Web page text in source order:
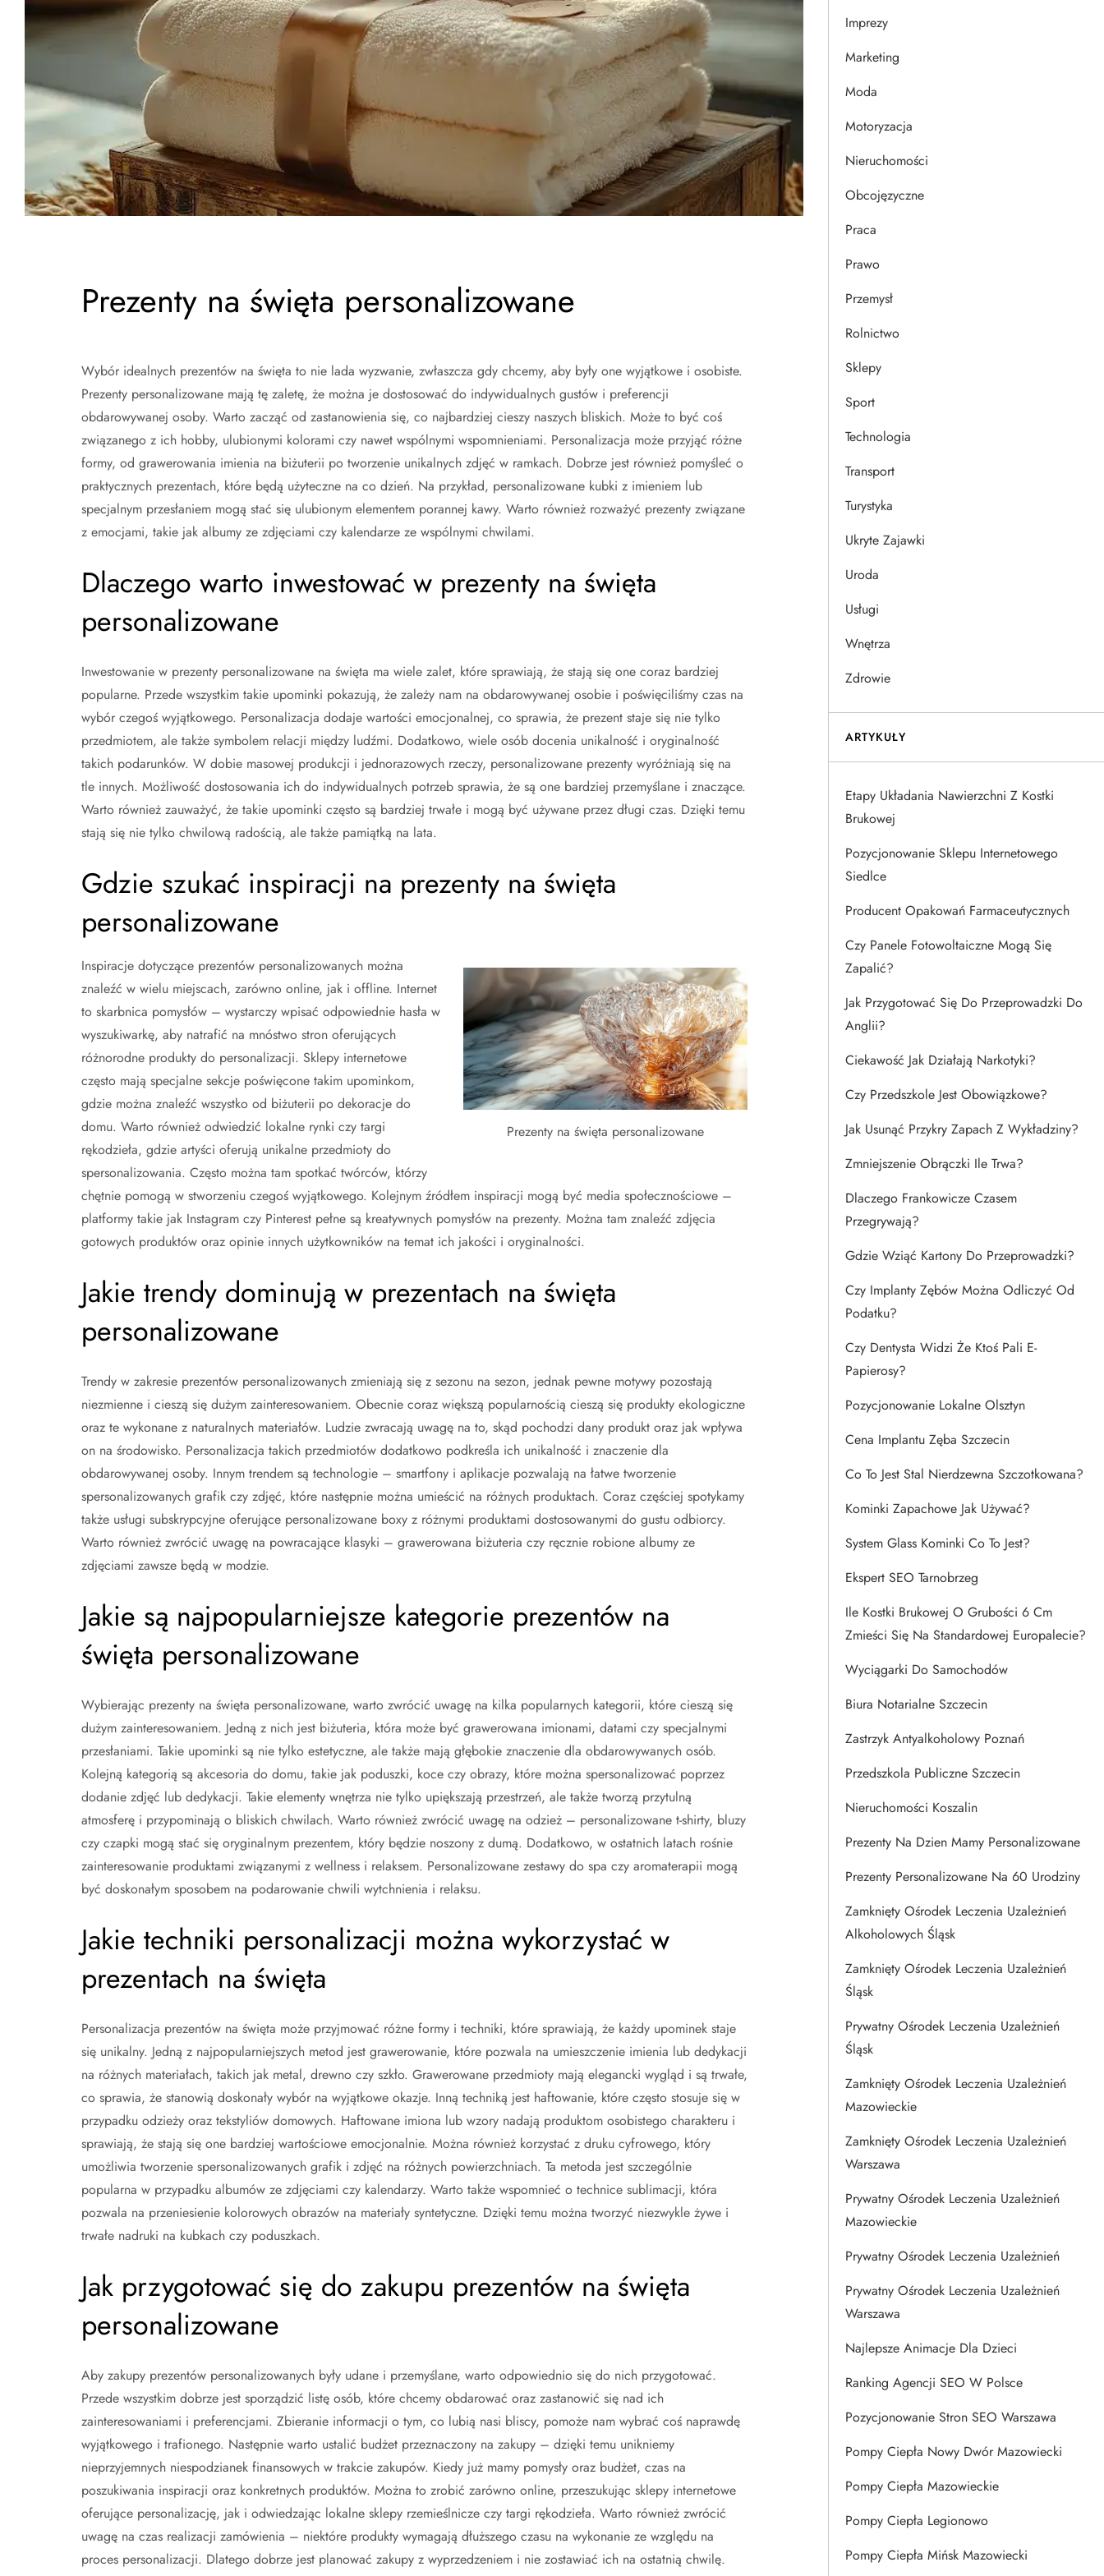
Prezenty na święta personalizowane
Wybór idealnych prezentów na święta to nie lada wyzwanie, zwłaszcza gdy chcemy, aby były one wyjątkowe i osobiste.
Prezenty personalizowane mają tę zaletę, że można je dostosować do indywidualnych gustów i preferencji
obdarowywanej osoby. Warto zacząć od zastanowienia się, co najbardziej cieszy naszych bliskich. Może to być coś
związanego z ich hobby, ulubionymi kolorami czy nawet wspólnymi wspomnieniami. Personalizacja może przyjąć różne
formy, od grawerowania imienia na biżuterii po tworzenie unikalnych zdjęć w ramkach. Dobrze jest również pomyśleć o
praktycznych prezentach, które będą użyteczne na co dzień. Na przykład, personalizowane kubki z imieniem lub
specjalnym przesłaniem mogą stać się ulubionym elementem porannej kawy. Warto również rozważyć prezenty związane
z emocjami, takie jak albumy ze zdjęciami czy kalendarze ze wspólnymi chwilami.
Dlaczego warto inwestować w prezenty na święta
personalizowane
Inwestowanie w prezenty personalizowane na święta ma wiele zalet, które sprawiają, że stają się one coraz bardziej
popularne. Przede wszystkim takie upominki pokazują, że zależy nam na obdarowywanej osobie i poświęciliśmy czas na
wybór czegoś wyjątkowego. Personalizacja dodaje wartości emocjonalnej, co sprawia, że prezent staje się nie tylko
przedmiotem, ale także symbolem relacji między ludźmi. Dodatkowo, wiele osób docenia unikalność i oryginalność
takich podarunków. W dobie masowej produkcji i jednorazowych rzeczy, personalizowane prezenty wyróżniają się na
tle innych. Możliwość dostosowania ich do indywidualnych potrzeb sprawia, że są one bardziej przemyślane i znaczące.
Warto również zauważyć, że takie upominki często są bardziej trwałe i mogą być używane przez długi czas. Dzięki temu
stają się nie tylko chwilową radością, ale także pamiątką na lata.
Gdzie szukać inspiracji na prezenty na święta
personalizowane
Prezenty na święta personalizowane
Inspiracje dotyczące prezentów personalizowanych można
znaleźć w wielu miejscach, zarówno online, jak i offline. Internet
to skarbnica pomysłów – wystarczy wpisać odpowiednie hasła w
wyszukiwarkę, aby natrafić na mnóstwo stron oferujących
różnorodne produkty do personalizacji. Sklepy internetowe
często mają specjalne sekcje poświęcone takim upominkom,
gdzie można znaleźć wszystko od biżuterii po dekoracje do
domu. Warto również odwiedzić lokalne rynki czy targi
rękodzieła, gdzie artyści oferują unikalne przedmioty do
spersonalizowania. Często można tam spotkać twórców, którzy
chętnie pomogą w stworzeniu czegoś wyjątkowego. Kolejnym źródłem inspiracji mogą być media społecznościowe –
platformy takie jak Instagram czy Pinterest pełne są kreatywnych pomysłów na prezenty. Można tam znaleźć zdjęcia
gotowych produktów oraz opinie innych użytkowników na temat ich jakości i oryginalności.
Jakie trendy dominują w prezentach na święta
personalizowane
Trendy w zakresie prezentów personalizowanych zmieniają się z sezonu na sezon, jednak pewne motywy pozostają
niezmienne i cieszą się dużym zainteresowaniem. Obecnie coraz większą popularnością cieszą się produkty ekologiczne
oraz te wykonane z naturalnych materiałów. Ludzie zwracają uwagę na to, skąd pochodzi dany produkt oraz jak wpływa
on na środowisko. Personalizacja takich przedmiotów dodatkowo podkreśla ich unikalność i znaczenie dla
obdarowywanej osoby. Innym trendem są technologie – smartfony i aplikacje pozwalają na łatwe tworzenie
spersonalizowanych grafik czy zdjęć, które następnie można umieścić na różnych produktach. Coraz częściej spotykamy
także usługi subskrypcyjne oferujące personalizowane boxy z różnymi produktami dostosowanymi do gustu odbiorcy.
Warto również zwrócić uwagę na powracające klasyki – grawerowana biżuteria czy ręcznie robione albumy ze
zdjęciami zawsze będą w modzie.
Jakie są najpopularniejsze kategorie prezentów na
święta personalizowane
Wybierając prezenty na święta personalizowane, warto zwrócić uwagę na kilka popularnych kategorii, które cieszą się
dużym zainteresowaniem. Jedną z nich jest biżuteria, która może być grawerowana imionami, datami czy specjalnymi
przesłaniami. Takie upominki są nie tylko estetyczne, ale także mają głębokie znaczenie dla obdarowywanych osób.
Kolejną kategorią są akcesoria do domu, takie jak poduszki, koce czy obrazy, które można spersonalizować poprzez
dodanie zdjęć lub dedykacji. Takie elementy wnętrza nie tylko upiększają przestrzeń, ale także tworzą przytulną
atmosferę i przypominają o bliskich chwilach. Warto również zwrócić uwagę na odzież – personalizowane t-shirty, bluzy
czy czapki mogą stać się oryginalnym prezentem, który będzie noszony z dumą. Dodatkowo, w ostatnich latach rośnie
zainteresowanie produktami związanymi z wellness i relaksem. Personalizowane zestawy do spa czy aromaterapii mogą
być doskonałym sposobem na podarowanie chwili wytchnienia i relaksu.
Jakie techniki personalizacji można wykorzystać w
prezentach na święta
Personalizacja prezentów na święta może przyjmować różne formy i techniki, które sprawiają, że każdy upominek staje
się unikalny. Jedną z najpopularniejszych metod jest grawerowanie, które pozwala na umieszczenie imienia lub dedykacji
na różnych materiałach, takich jak metal, drewno czy szkło. Grawerowane przedmioty mają elegancki wygląd i są trwałe,
co sprawia, że stanowią doskonały wybór na wyjątkowe okazje. Inną techniką jest haftowanie, które często stosuje się w
przypadku odzieży oraz tekstyliów domowych. Haftowane imiona lub wzory nadają produktom osobistego charakteru i
sprawiają, że stają się one bardziej wartościowe emocjonalnie. Można również korzystać z druku cyfrowego, który
umożliwia tworzenie spersonalizowanych grafik i zdjęć na różnych powierzchniach. Ta metoda jest szczególnie
popularna w przypadku albumów ze zdjęciami czy kalendarzy. Warto także wspomnieć o technice sublimacji, która
pozwala na przeniesienie kolorowych obrazów na materiały syntetyczne. Dzięki temu można tworzyć niezwykle żywe i
trwałe nadruki na kubkach czy poduszkach.
Jak przygotować się do zakupu prezentów na święta
personalizowane
Aby zakupy prezentów personalizowanych były udane i przemyślane, warto odpowiednio się do nich przygotować.
Przede wszystkim dobrze jest sporządzić listę osób, które chcemy obdarować oraz zastanowić się nad ich
zainteresowaniami i preferencjami. Zbieranie informacji o tym, co lubią nasi bliscy, pomoże nam wybrać coś naprawdę
wyjątkowego i trafionego. Następnie warto ustalić budżet przeznaczony na zakupy – dzięki temu unikniemy
nieprzyjemnych niespodzianek finansowych w trakcie zakupów. Kiedy już mamy pomysły oraz budżet, czas na
poszukiwania inspiracji oraz konkretnych produktów. Można to zrobić zarówno online, przeszukując sklepy internetowe
oferujące personalizację, jak i odwiedzając lokalne sklepy rzemieślnicze czy targi rękodzieła. Warto również zwrócić
uwagę na czas realizacji zamówienia – niektóre produkty wymagają dłuższego czasu na wykonanie ze względu na
proces personalizacji. Dlatego dobrze jest planować zakupy z wyprzedzeniem i nie zostawiać ich na ostatnią chwilę.
Imprezy
Marketing
Moda
Motoryzacja
Nieruchomości
Obcojęzyczne
Praca
Prawo
Przemysł
Rolnictwo
Sklepy
Sport
Technologia
Transport
Turystyka
Ukryte Zajawki
Uroda
Usługi
Wnętrza
Zdrowie
ARTYKUŁY
Etapy Układania Nawierzchni Z Kostki
Brukowej
Pozycjonowanie Sklepu Internetowego
Siedlce
Producent Opakowań Farmaceutycznych
Czy Panele Fotowoltaiczne Mogą Się
Zapalić?
Jak Przygotować Się Do Przeprowadzki Do
Anglii?
Ciekawość Jak Działają Narkotyki?
Czy Przedszkole Jest Obowiązkowe?
Jak Usunąć Przykry Zapach Z Wykładziny?
Zmniejszenie Obrączki Ile Trwa?
Dlaczego Frankowicze Czasem
Przegrywają?
Gdzie Wziąć Kartony Do Przeprowadzki?
Czy Implanty Zębów Można Odliczyć Od
Podatku?
Czy Dentysta Widzi Że Ktoś Pali E-
Papierosy?
Pozycjonowanie Lokalne Olsztyn
Cena Implantu Zęba Szczecin
Co To Jest Stal Nierdzewna Szczotkowana?
Kominki Zapachowe Jak Używać?
System Glass Kominki Co To Jest?
Ekspert SEO Tarnobrzeg
Ile Kostki Brukowej O Grubości 6 Cm
Zmieści Się Na Standardowej Europalecie?
Wyciągarki Do Samochodów
Biura Notarialne Szczecin
Zastrzyk Antyalkoholowy Poznań
Przedszkola Publiczne Szczecin
Nieruchomości Koszalin
Prezenty Na Dzien Mamy Personalizowane
Prezenty Personalizowane Na 60 Urodziny
Zamknięty Ośrodek Leczenia Uzależnień
Alkoholowych Śląsk
Zamknięty Ośrodek Leczenia Uzależnień
Śląsk
Prywatny Ośrodek Leczenia Uzależnień
Śląsk
Zamknięty Ośrodek Leczenia Uzależnień
Mazowieckie
Zamknięty Ośrodek Leczenia Uzależnień
Warszawa
Prywatny Ośrodek Leczenia Uzależnień
Mazowieckie
Prywatny Ośrodek Leczenia Uzależnień
Prywatny Ośrodek Leczenia Uzależnień
Warszawa
Najlepsze Animacje Dla Dzieci
Ranking Agencji SEO W Polsce
Pozycjonowanie Stron SEO Warszawa
Pompy Ciepła Nowy Dwór Mazowiecki
Pompy Ciepła Mazowieckie
Pompy Ciepła Legionowo
Pompy Ciepła Mińsk Mazowiecki